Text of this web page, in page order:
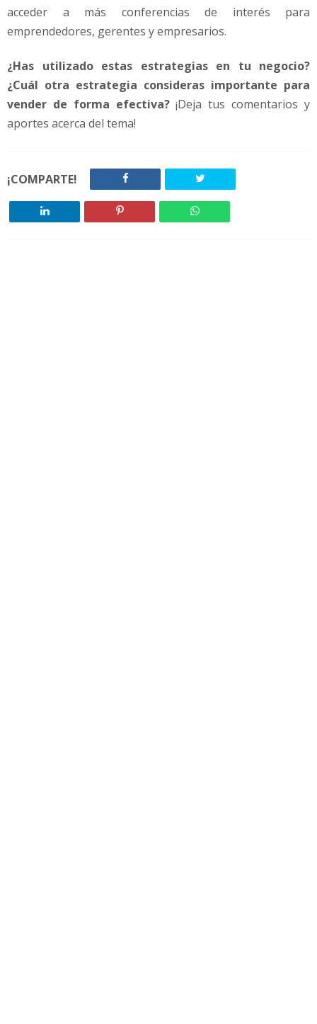
acceder a más conferencias de interés para
emprendedores, gerentes y empresarios.
¿Has utilizado estas estrategias en tu negocio?
¿Cuál otra estrategia consideras importante para
vender de forma efectiva?¡Deja tus comentarios y
aportes acerca del tema!
¡COMPARTE!